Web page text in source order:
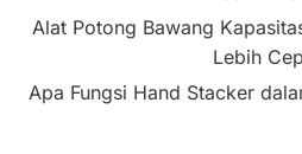
Alat Potong Bawang
Lebih
Apa Fungsi Hand Stacker